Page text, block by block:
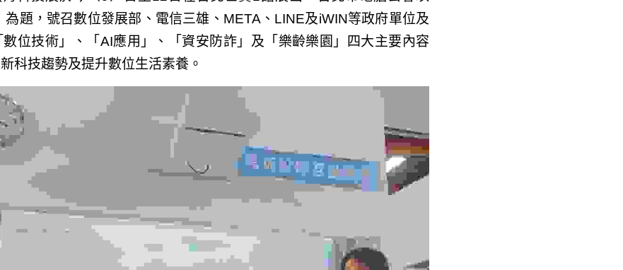
，號召數位發展部、電信三雄、META、LINE及iWIN等政府單位及企業
技術」、「AI應用」、「資安防詐」及「樂齡樂園」四大主要內容旗
技趨勢及提升數位生活素養。